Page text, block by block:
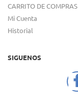
CARRITO DE COMPRAS
Mi Cuenta
Historial
SIGUENOS